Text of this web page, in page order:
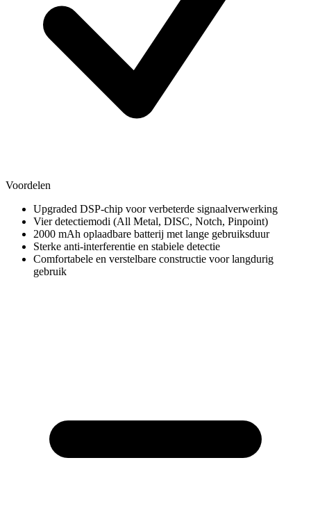
Voordelen
Upgraded DSP-chip voor verbeterde signaalverwerking
Vier detectiemodi (All Metal, DISC, Notch, Pinpoint)
2000 mAh oplaadbare batterij met lange gebruiksduur
Sterke anti-interferentie en stabiele detectie
Comfortabele en verstelbare constructie voor langdurig
gebruik